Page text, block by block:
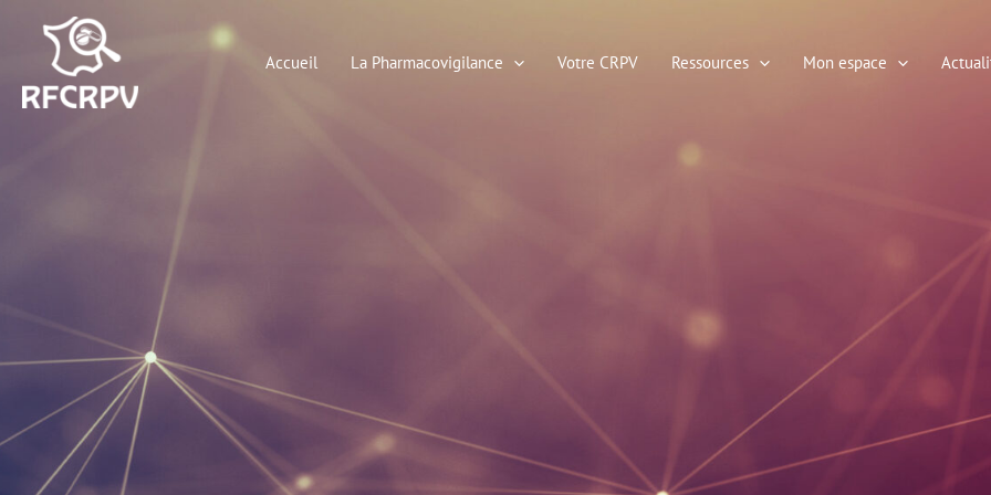
contenu
Accueil La Pharmacovigilance Votre CRPV Ressources Mon espace